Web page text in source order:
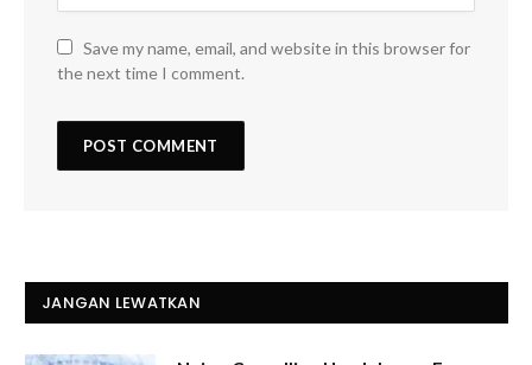
Save my name, email, and website in this browser for
the next time I comment.
JANGAN LEWATKAN